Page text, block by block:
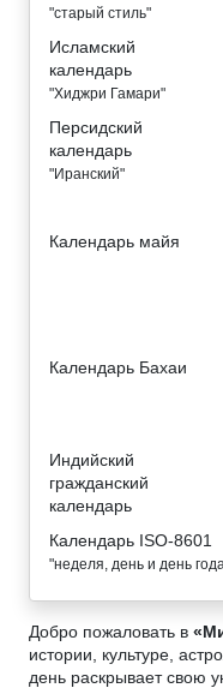
"старый стиль"
Исламский
календарь
"Хиджри Гамари"
Персидский
календарь
"Иранский"
Календарь майя
Календарь Бахаи
Индийский
гражданский
календарь
Календарь ISO-8601
"неделя, день и день
Добро пожаловать в
истории, культуре,
день раскрывает свою